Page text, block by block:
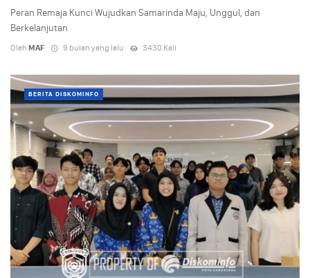
Peran Remaja Kunci Wujudkan Samarinda Maju, Unggul, dan
Berkelanjutan
Oleh MAF 9 bulan yang lalu 3430 Kali
BERITA DISKOMINFO